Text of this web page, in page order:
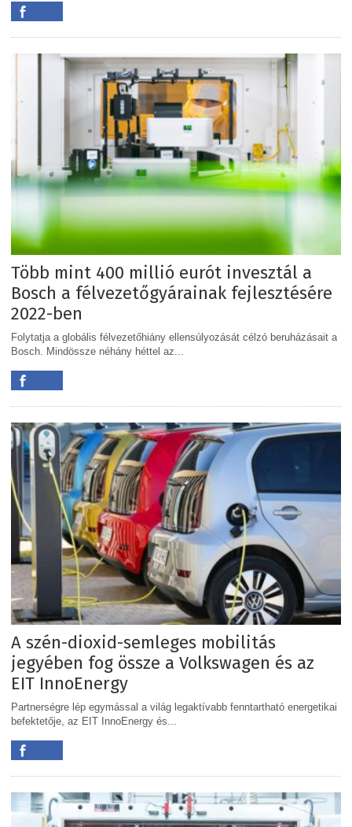
Több mint 400 millió eurót invesztál a
Bosch a félvezetőgyárainak fejlesztésére
2022-ben
Folytatja a globális félvezetőhiány ellensúlyozását célzó beruházásait a
Bosch. Mindössze néhány héttel az...
A szén-dioxid-semleges mobilitás
jegyében fog össze a Volkswagen és az
EIT InnoEnergy
Partnerségre lép egymással a világ legaktívabb fenntartható energetikai
befektetője, az EIT InnoEnergy és...